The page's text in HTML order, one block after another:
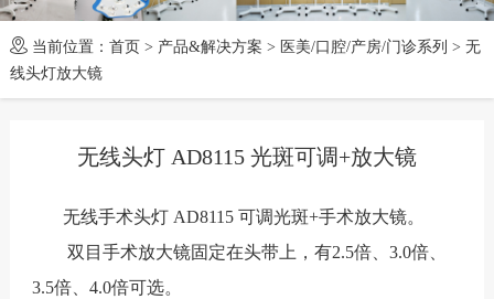
当前位置： 首页 > 产品&解决方案 > 医美/口腔/产房/门诊系列 > 无
线头灯放大镜
无线头灯 AD8115 光斑可调+放大镜
无线手术头灯 AD8115 可调光斑+手术放大镜。
双目手术放大镜固定在头带上，有2.5倍、3.0倍、
3.5倍、4.0倍可选。